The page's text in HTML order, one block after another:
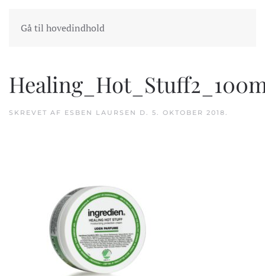
Gå til hovedindholdINDKØBSKURV
SKREVET AF ESBEN LAURSEN D. 5. OKTOBER 2018.